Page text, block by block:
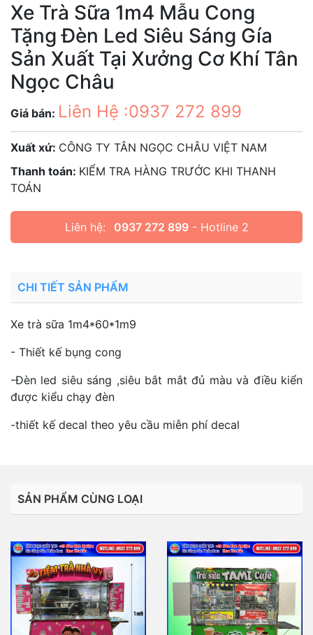
Xe Trà Sữa 1m4 Mẫu Cong
Tặng Đèn Led Siêu Sáng Gía
Sản Xuất Tại Xưởng Cơ Khí Tân
Ngọc Châu
Giá bán: Liên Hệ :0937 272 899
Xuất xứ: CÔNG TY TÂN NGỌC CHÂU VIỆT NAM
Thanh toán: KIỂM TRA HÀNG TRƯỚC KHI THANH
TOÁN
Liên hệ: 0937 272 899- Hotline 2
CHI TIẾT SẢN PHẨM
Xe trà sữa 1m4*60*1m9
- Thiết kế bụng cong
-Đèn led siêu sáng ,siêu bắt mắt đủ màu và điều kiển
được kiểu chạy đèn
-thiết kế decal theo yêu cầu miễn phí decal
SẢN PHẨM CÙNG LOẠI